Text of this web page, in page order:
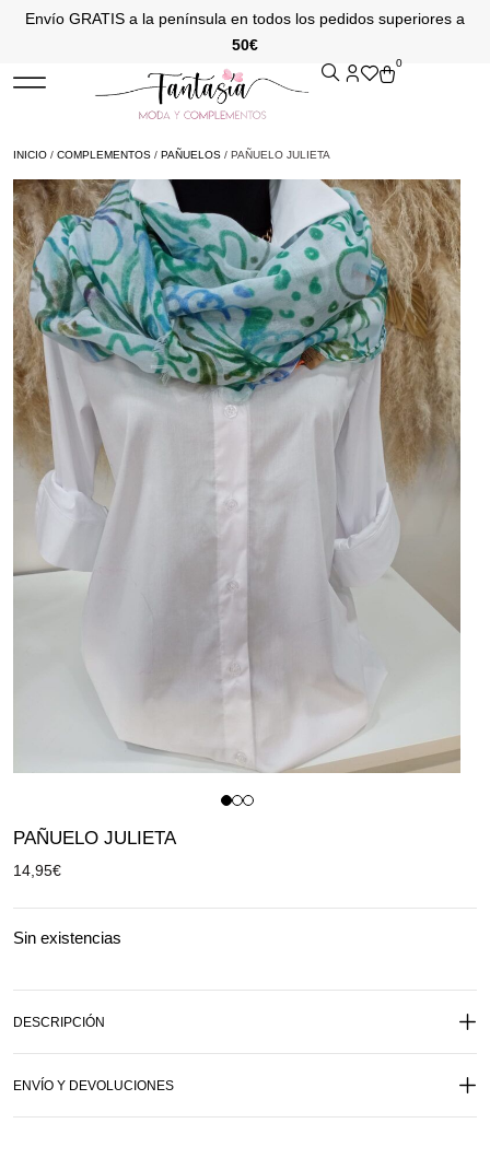
Envío GRATIS a la península en todos los pedidos superiores a
50€
0
INICIO / COMPLEMENTOS / PAÑUELOS / PAÑUELO JULIETA
PAÑUELO JULIETA
14,95€
Sin existencias
DESCRIPCIÓN
ENVÍO Y DEVOLUCIONES